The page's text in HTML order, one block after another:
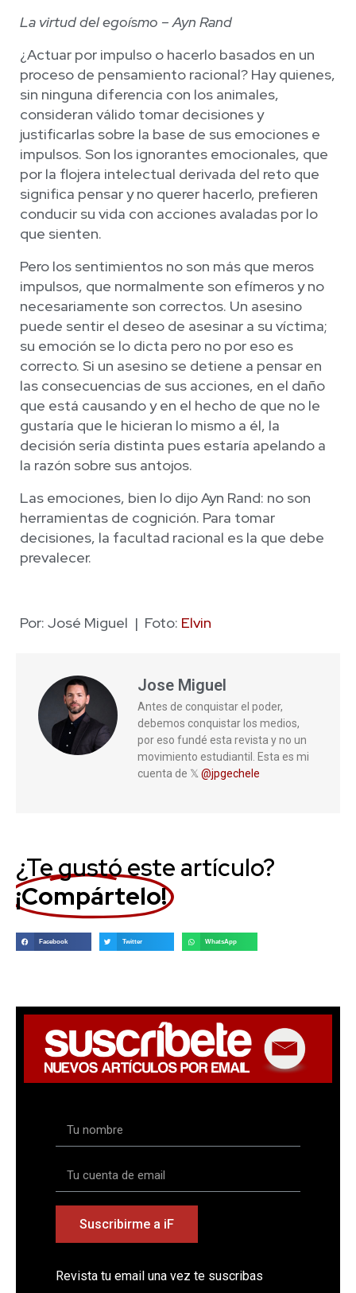
La virtud del egoísmo – Ayn Rand
¿Actuar por impulso o hacerlo basados en un
proceso de pensamiento racional? Hay quienes,
sin ninguna diferencia con los animales,
consideran válido tomar decisiones y
justificarlas sobre la base de sus emociones e
impulsos. Son los ignorantes emocionales, que
por la flojera intelectual derivada del reto que
significa pensar y no querer hacerlo, prefieren
conducir su vida con acciones avaladas por lo
que sienten.
Pero los sentimientos no son más que meros
impulsos, que normalmente son efímeros y no
necesariamente son correctos. Un asesino
puede sentir el deseo de asesinar a su víctima;
su emoción se lo dicta pero no por eso es
correcto. Si un asesino se detiene a pensar en
las consecuencias de sus acciones, en el daño
que está causando y en el hecho de que no le
gustaría que le hicieran lo mismo a él, la
decisión sería distinta pues estaría apelando a
la razón sobre sus antojos.
Las emociones, bien lo dijo Ayn Rand: no son
herramientas de cognición. Para tomar
decisiones, la facultad racional es la que debe
prevalecer.
Por: José Miguel | Foto: Elvin
Jose Miguel
Antes de conquistar el poder,
debemos conquistar los medios,
por eso fundé esta revista y no un
movimiento estudiantil. Esta es mi
cuenta de 𝕏 @jpgechele
¿Te gustó este artículo?
¡Compártelo!
Facebook Twitter WhatsApp
Suscribirme a iF
Revista tu email una vez te suscribas